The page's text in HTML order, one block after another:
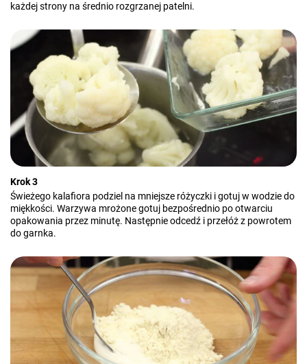
każdej strony na średnio rozgrzanej patelni.
Krok 3
Świeżego kalafiora podziel na mniejsze różyczki i gotuj w wodzie do
miękkości. Warzywa mrożone gotuj bezpośrednio po otwarciu
opakowania przez minutę. Następnie odcedź i przełóż z powrotem
do garnka.